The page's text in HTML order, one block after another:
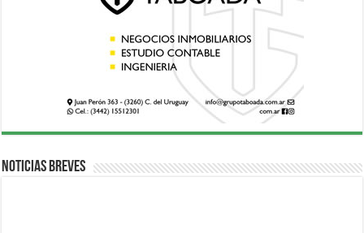
Noticias breves